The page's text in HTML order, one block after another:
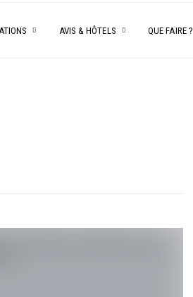
AVIS & HÔTELS QUE FAIRE ?